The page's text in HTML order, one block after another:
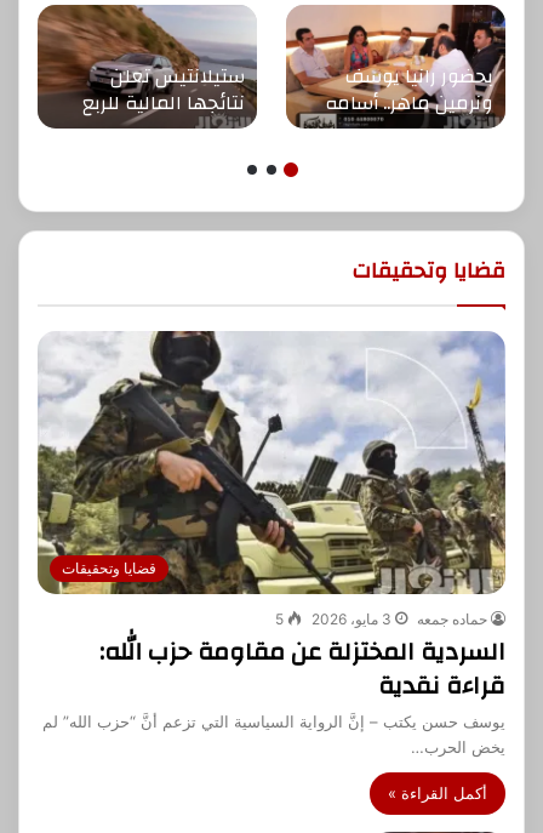
بحضور رانيا يوسف
ونرمين ماهر.. أسامه
الصبحي يفتتح أول فروع
ستيلانتيس تعلن
نتائجها المالية للربع
الأول من عام 2026
قضايا وتحقيقات
قضايا وتحقيقات
حماده جمعه 3 مايو، 2026 5
السردية المختزلة عن مقاومة حزب الله:
قراءة نقدية
يوسف حسن يكتب – إنَّ الرواية السياسية التي تزعم أنَّ “حزب الله” لم
يخض الحرب…
أكمل القراءة »